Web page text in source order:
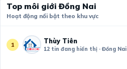
Top môi giới Đồng Nai
Hoạt động nổi bật theo khu vực
1 Thùy Tiên
12 tin đang hiển thị · Đồng Nai